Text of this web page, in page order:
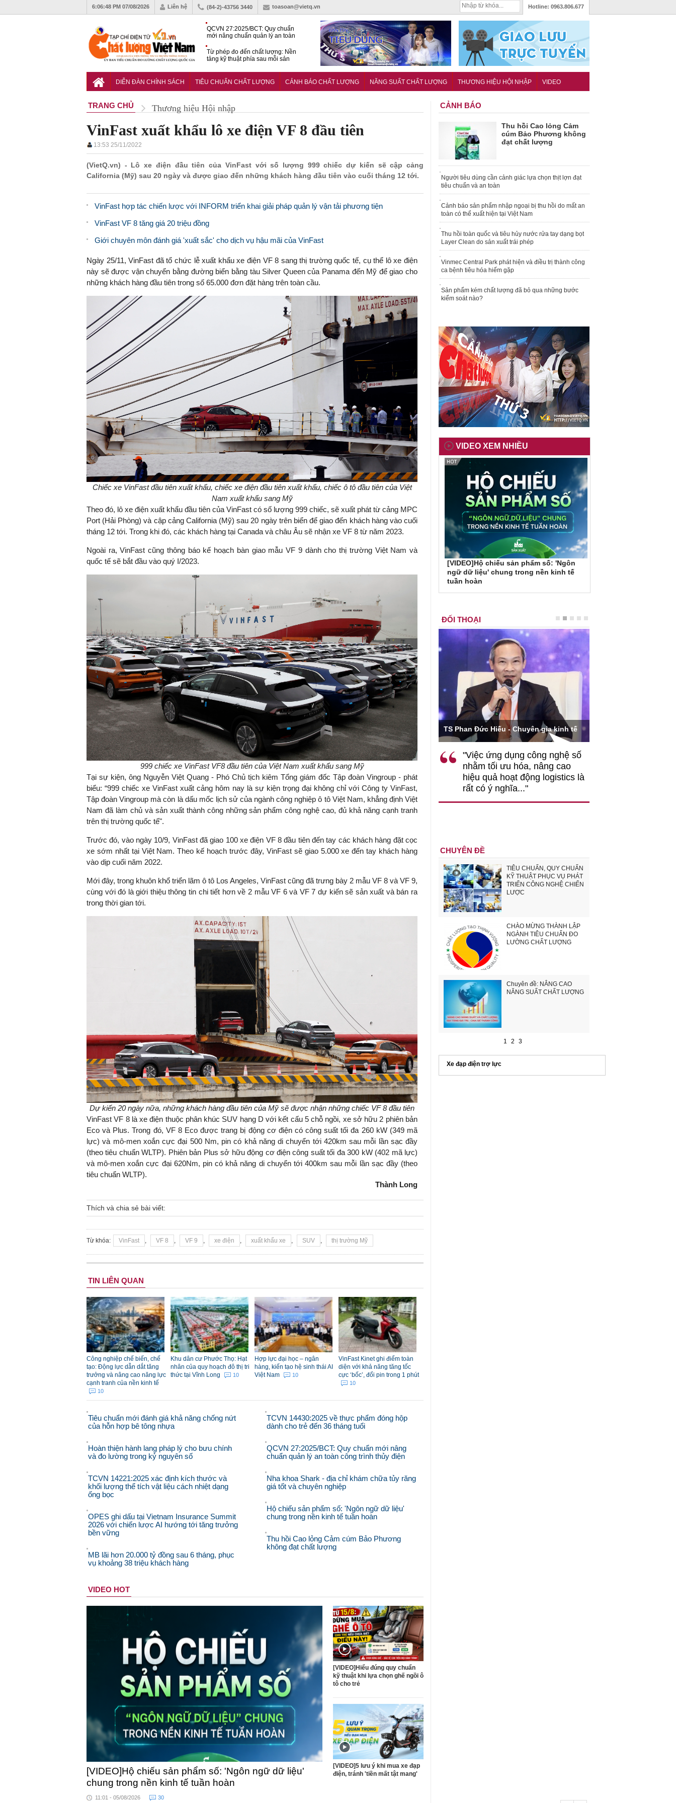
6:06:49 PM 07/08/2026 Liên hệ (84-2)-43756 3440 toasoan@vietq.vn Hotline: 0963.806.677
QCVN 27:2025/BCT: Quy chuẩn
mới nâng chuẩn quản lý an toàn
Từ phép đo đến chất lượng: Nền
tảng kỹ thuật phía sau mỗi sản
của quy hoạch đô thị tri thức tại
DIỄN ĐÀN CHÍNH SÁCH TIÊU CHUẨN CHẤT LƯỢNG CẢNH BÁO CHẤT LƯỢNG NĂNG SUẤT CHẤT LƯỢNG THƯƠNG HIỆU HỘI NHẬP VIDEO
TRANG CHỦ Thương hiệu Hội nhập
VinFast xuất khẩu lô xe điện VF 8 đầu tiên
13:53 25/11/2022
(VietQ.vn) - Lô xe điện đầu tiên của VinFast với số lượng 999 chiếc dự kiến sẽ cập cảng
California (Mỹ) sau 20 ngày và được giao đến những khách hàng đầu tiên vào cuối tháng 12 tới.
VinFast hợp tác chiến lược với INFORM triển khai giải pháp quản lý vận tải phương tiện
VinFast VF 8 tăng giá 20 triệu đồng
Giới chuyên môn đánh giá 'xuất sắc' cho dịch vụ hậu mãi của VinFast
Ngày 25/11,VinFast đã tổ chức lễ xuất khẩuxe điệnVF 8 sang thị trường quốc tế, cụ thể lô xe điện
này sẽ được vận chuyển bằng đường biển bằng tàu Silver Queen của Panama đến Mỹ để giao cho
những khách hàng đầu tiên trong số 65.000 đơn đặt hàng trên toàn cầu.
Chiếc xe VinFast đầu tiên xuất khẩu, chiếc xe điện đầu tiên xuất khẩu, chiếc ô tô đầu tiên của Việt
Nam xuất khẩu sang Mỹ
Theo đó, lô xe điện xuất khẩu đầu tiên của VinFast có số lượng 999 chiếc, sẽ xuất phát từ cảng MPC
Port (Hải Phòng) và cập cảng California (Mỹ) sau 20 ngày trên biển để giao đến khách hàng vào cuối
tháng 12 tới. Trong khi đó, các khách hàng tại Canada và châu Âu sẽ nhận xe VF 8 từ năm 2023.
Ngoài ra, VinFast cũng thông báo kế hoạch bàn giao mẫu VF 9 dành cho thị trường Việt Nam và
quốc tế sẽ bắt đầu vào quý I/2023.
999 chiếc xe VinFast VF8 đầu tiên của Việt Nam xuất khẩu sang Mỹ
Tại sự kiện, ông Nguyễn Việt Quang - Phó Chủ tịch kiêm Tổng giám đốc Tập đoàn Vingroup - phát
biểu: “999 chiếc xe VinFast xuất cảng hôm nay là sự kiện trọng đại không chỉ với Công ty VinFast,
Tập đoàn Vingroup mà còn là dấu mốc lịch sử của ngành công nghiệp ô tô Việt Nam, khẳng định Việt
Nam đã làm chủ và sản xuất thành công những sản phẩm công nghệ cao, đủ khả năng cạnh tranh
trên thị trường quốc tế".
Trước đó, vào ngày 10/9, VinFast đã giao 100 xe điện VF 8 đầu tiên đến tay các khách hàng đặt cọc
xe sớm nhất tại Việt Nam. Theo kế hoạch trước đây, VinFast sẽ giao 5.000 xe đến tay khách hàng
vào dịp cuối năm 2022.
Mới đây, trong khuôn khổ triển lãm ô tô Los Angeles, VinFast cũng đã trưng bày 2 mẫu VF 8 và VF 9,
cùng với đó là giới thiệu thông tin chi tiết hơn về 2 mẫu VF 6 và VF 7 dự kiến sẽ sản xuất và bán ra
trong thời gian tới.
Dự kiến 20 ngày nữa, những khách hàng đầu tiên của Mỹ sẽ được nhận những chiếc VF 8 đầu tiên
VinFast VF 8 là xe điện thuộc phân khúc SUV hạng D với kết cấu 5 chỗ ngồi, xe sở hữu 2 phiên bản
Eco và Plus. Trong đó, VF 8 Eco được trang bị động cơ điện có công suất tối đa 260 kW (349 mã
lực) và mô-men xoắn cực đại 500 Nm, pin có khả năng di chuyển tới 420km sau mỗi lần sạc đầy
(theo tiêu chuẩn WLTP). Phiên bản Plus sở hữu động cơ điện công suất tối đa 300 kW (402 mã lực)
và mô-men xoắn cực đại 620Nm, pin có khả năng di chuyển tới 400km sau mỗi lần sạc đầy (theo
tiêu chuẩn WLTP).
Thành Long
Thích và chia sẻ bài viết:
Từ khóa: VinFast VF 8 VF 9 xe điện xuất khẩu xe SUV thị trường Mỹ
TIN LIÊN QUAN
Công nghiệp chế biến, chế
tạo: Động lực dẫn dắt tăng
trưởng và nâng cao năng lực
cạnh tranh của nền kinh tế
10
Khu dân cư Phước Thọ: Hạt
nhân của quy hoạch đô thị tri
thức tại Vĩnh Long
10
Hợp lực đại học – ngân
hàng, kiến tạo hệ sinh thái AI
Việt Nam
10
VinFast Kinet ghi điểm toàn
diện với khả năng tăng tốc
cực ‘bốc’, đổi pin trong 1 phút
10
Tiêu chuẩn mới đánh giá khả năng chống nứt
của hỗn hợp bê tông nhựa
Hoàn thiện hành lang pháp lý cho bưu chính
và đo lường trong kỷ nguyên số
TCVN 14221:2025 xác định kích thước và
khối lượng thể tích vật liệu cách nhiệt dạng
ống bọc
OPES ghi dấu tại Vietnam Insurance Summit
2026 với chiến lược AI hướng tới tăng trưởng
bền vững
MB lãi hơn 20.000 tỷ đồng sau 6 tháng, phục
vụ khoảng 38 triệu khách hàng
TCVN 14430:2025 về thực phẩm đóng hộp
dành cho trẻ đến 36 tháng tuổi
QCVN 27:2025/BCT: Quy chuẩn mới nâng
chuẩn quản lý an toàn công trình thủy điện
Nha khoa Shark - địa chỉ khám chữa tủy răng
giá tốt và chuyên nghiệp
Hộ chiếu sản phẩm số: 'Ngôn ngữ dữ liệu'
chung trong nền kinh tế tuần hoàn
Thu hồi Cao lỏng Cảm cúm Bảo Phương
không đạt chất lượng
VIDEO HOT
[VIDEO]Hộ chiếu sản phẩm số: 'Ngôn ngữ dữ liệu'
chung trong nền kinh tế tuần hoàn
11:01 - 05/08/2026 30
[VIDEO]Hiểu đúng quy chuẩn
kỹ thuật khi lựa chọn ghế ngồi ô
tô cho trẻ
[VIDEO]5 lưu ý khi mua xe đạp
điện, tránh 'tiền mất tật mang'
CẢNH BÁO
Thu hồi Cao lỏng Cảm
cúm Bảo Phương không
đạt chất lượng
Người tiêu dùng cần cảnh giác lựa chọn thịt lợn đạt
tiêu chuẩn và an toàn
Cảnh báo sản phẩm nhập ngoại bị thu hồi do mất an
toàn có thể xuất hiện tại Việt Nam
Thu hồi toàn quốc và tiêu hủy nước rửa tay dạng bọt
Layer Clean do sản xuất trái phép
Vinmec Central Park phát hiện và điều trị thành công
ca bệnh tiêu hóa hiếm gặp
Sản phẩm kém chất lượng đã bỏ qua những bước
kiểm soát nào?
VIDEO XEM NHIỀU
[VIDEO]Hộ chiếu sản phẩm số: 'Ngôn
ngữ dữ liệu' chung trong nền kinh tế
tuần hoàn
ĐỐI THOẠI
TS. Nguyễn Đức Độ - Phó Viện trưởng
Viện Kinh tế Tài chính
"Có rất nhiều việc phải làm
ngay từ bây giờ và trên thực tế
đang được tiến hành như tăng
đầu tư cho khoa học công
nghệ; ban hành các cơ chế
khuyến khích đổi mới sáng tạo,
khởi nghiệp..."
Việc sử dụng hiệu quả chính
sách tài khóa không chỉ mang ý
nghĩa hỗ trợ ngắn hạn mà còn
đóng vai trò tạo nền tảng cho
tăng trưởng bền vững dài hạn.
TS Phan Đức Hiếu - Chuyên gia kinh tế
"Việc ứng dụng công nghệ số
nhằm tối ưu hóa, nâng cao
hiệu quả hoạt động logistics là
rất có ý nghĩa..."
CHUYÊN ĐỀ
TIÊU CHUẨN, QUY CHUẨN
KỸ THUẬT PHỤC VỤ PHÁT
TRIỂN CÔNG NGHỆ CHIẾN
LƯỢC
CHÀO MỪNG THÀNH LẬP
NGÀNH TIÊU CHUẨN ĐO
LƯỜNG CHẤT LƯỢNG
Chuyên đề: NÂNG CAO
NĂNG SUẤT CHẤT LƯỢNG
1 2 3
Xe đạp điện trợ lực